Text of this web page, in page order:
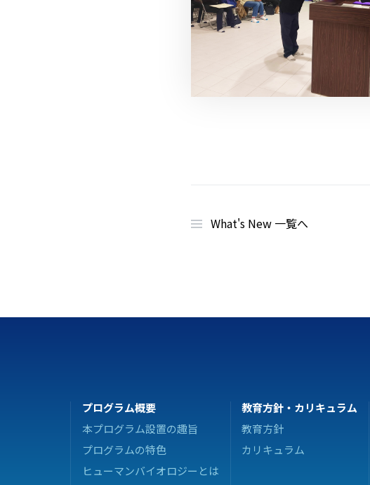
What's New 一覧へ
プログラム概要
本プログラム設置の趣旨
プログラムの特色
ヒューマンバイオロジーとは
教育方針・ カリキュラム
教育方針
カリキュラム